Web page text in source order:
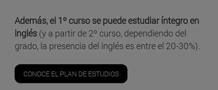
Además, el 1º curso se puede estudiar íntegro en
inglés (y a partir de 2º curso, dependiendo del
grado, la presencia del inglés es entre el 20-30%).
CONOCE EL PLAN DE ESTUDIOS